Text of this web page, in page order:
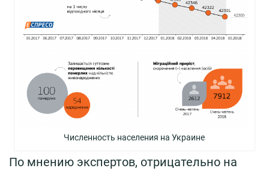
Численность населения на Украине
По мнению экспертов, отрицательно на